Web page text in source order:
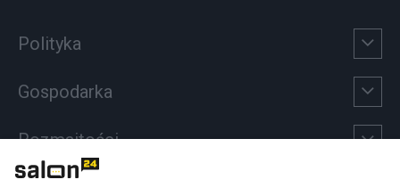
Polityka
Gospodarka
Rozmaitości